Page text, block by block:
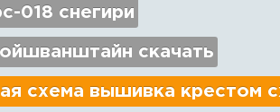
018 снегири
скачать
схема вышивка крестом